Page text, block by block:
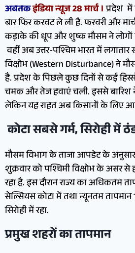
अबतकइंडिया न्यूज 28 मार्च । प्रदेश
बार फिर करवट ले ली है. फरवरी और
कड़ाके की धूप और शुष्क मौसम ने लोगों
वहीं अब उत्तर-पश्चिम भारत में लगातार
विक्षोभ (Western Disturbance) ने
है. प्रदेश के पिछले कुछ दिनों से कई
चमक और तेज हवाएं चली. इससे बारिश ने
लेकिन यह राहत अब किसानों के लिए
कोटा सबसे गर्म, सिरोही में
मौसम विभाग के ताजा आपडेट के
शुक्रवार को पश्चिमी विक्षोभ के असर से
रहा है. इस दौरान राज्य का अधिकतम
सेल्सियस कोटा में तथा न्यूनतम तापमान
सिरोही में रहा.
प्रमुख शहरों का तापमान